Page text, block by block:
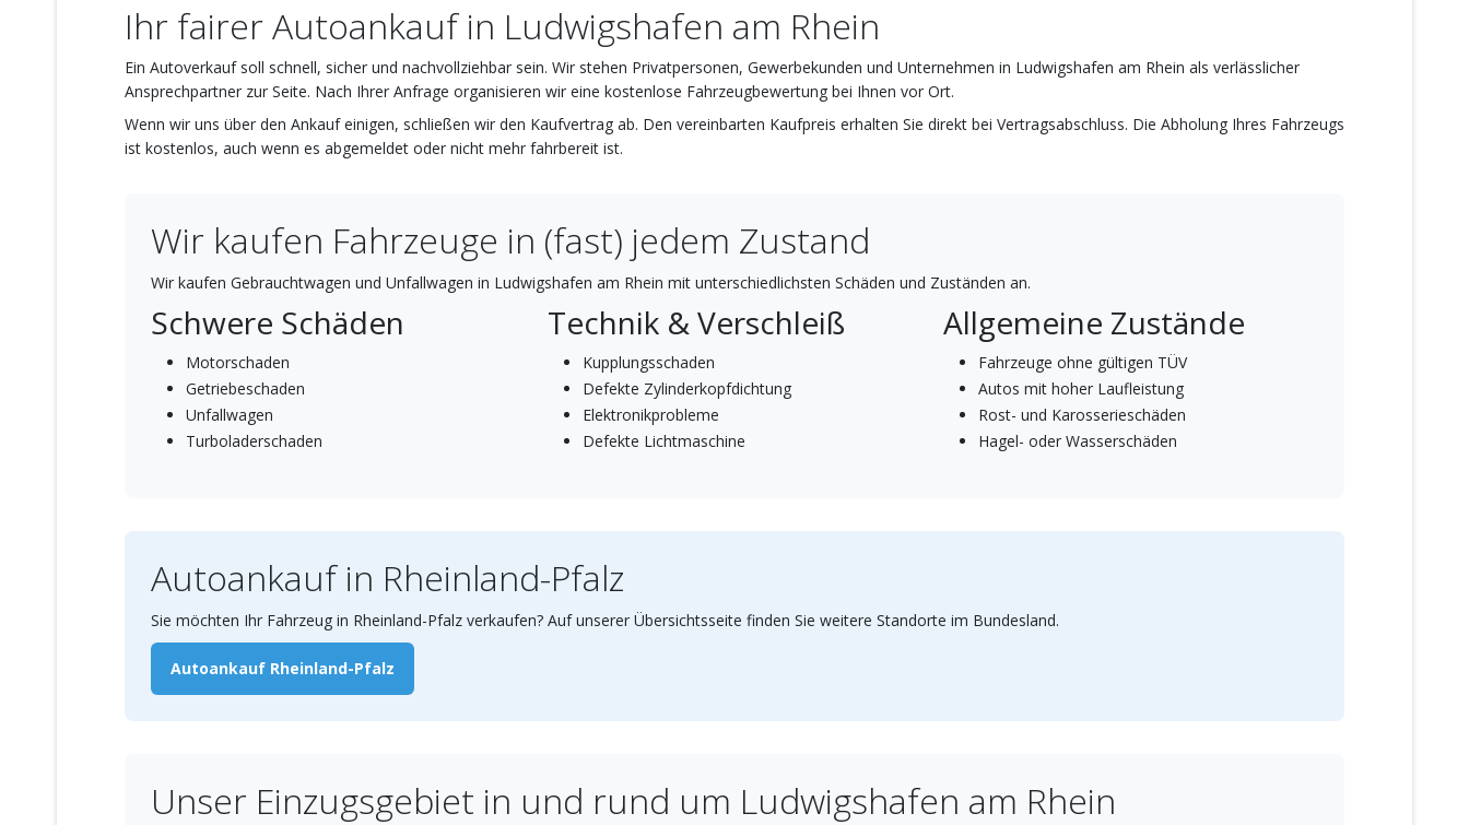
Ihr fairer Autoankauf in Ludwigshafen am Rhein
Ein Autoverkauf soll schnell, sicher und nachvollziehbar sein. Wir stehen Privatpersonen, Gewerbekunden und Unternehmen in Ludwigshafen am Rhein als verlässlicher
Ansprechpartner zur Seite. Nach Ihrer Anfrage organisieren wir eine kostenlose Fahrzeugbewertung bei Ihnen vor Ort.
Wenn wir uns über den Ankauf einigen, schließen wir den Kaufvertrag ab. Den vereinbarten Kaufpreis erhalten Sie direkt bei Vertragsabschluss. Die Abholung Ihres Fahrzeugs
ist kostenlos, auch wenn es abgemeldet oder nicht mehr fahrbereit ist.
Wir kaufen Fahrzeuge in (fast) jedem Zustand
Wir kaufen Gebrauchtwagen und Unfallwagen in Ludwigshafen am Rhein mit unterschiedlichsten Schäden und Zuständen an.
Schwere Schäden
Motorschaden
Getriebeschaden
Unfallwagen
Turboladerschaden
Technik & Verschleiß
Kupplungsschaden
Defekte Zylinderkopfdichtung
Elektronikprobleme
Defekte Lichtmaschine
Allgemeine Zustände
Fahrzeuge ohne gültigen TÜV
Autos mit hoher Laufleistung
Rost- und Karosserieschäden
Hagel- oder Wasserschäden
Autoankauf in Rheinland-Pfalz
Sie möchten Ihr Fahrzeug in Rheinland-Pfalz verkaufen? Auf unserer Übersichtsseite finden Sie weitere Standorte im Bundesland.
Autoankauf Rheinland-Pfalz
Unser Einzugsgebiet in und rund um Ludwigshafen am Rhein